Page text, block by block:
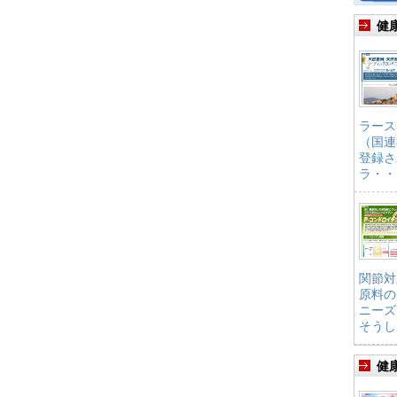
健
ラー
（国
登録
ラ・
関節
原料
ニー
そう
健